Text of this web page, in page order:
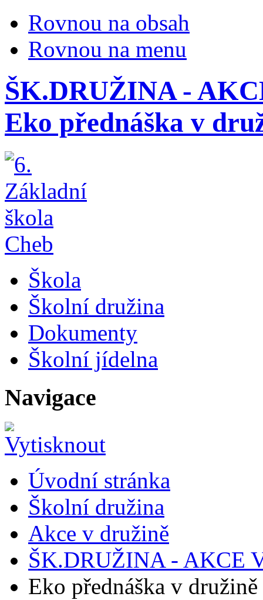
Rovnou na obsah
Rovnou na menu
ŠK.DRUŽINA -
Eko přednáška v
Škola
Školní družina
Dokumenty
Školní jídelna
Navigace
Úvodní stránka
Školní družina
Akce v družině
ŠK.DRUŽINA - AKCE
Eko přednáška v družině